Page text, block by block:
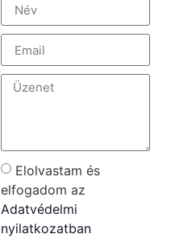
Elolvastam és
elfogadom az
Adatvédelmi
nyilatkozatban